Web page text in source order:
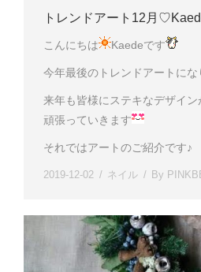
トレンドアート12月
こんにちは Kaedeです
今年最後のトレンドアートにな
来年も皆様にステキなデザイ
頑張っていきます
それではアートのご紹介です♪
2019-12-02 ネイル By